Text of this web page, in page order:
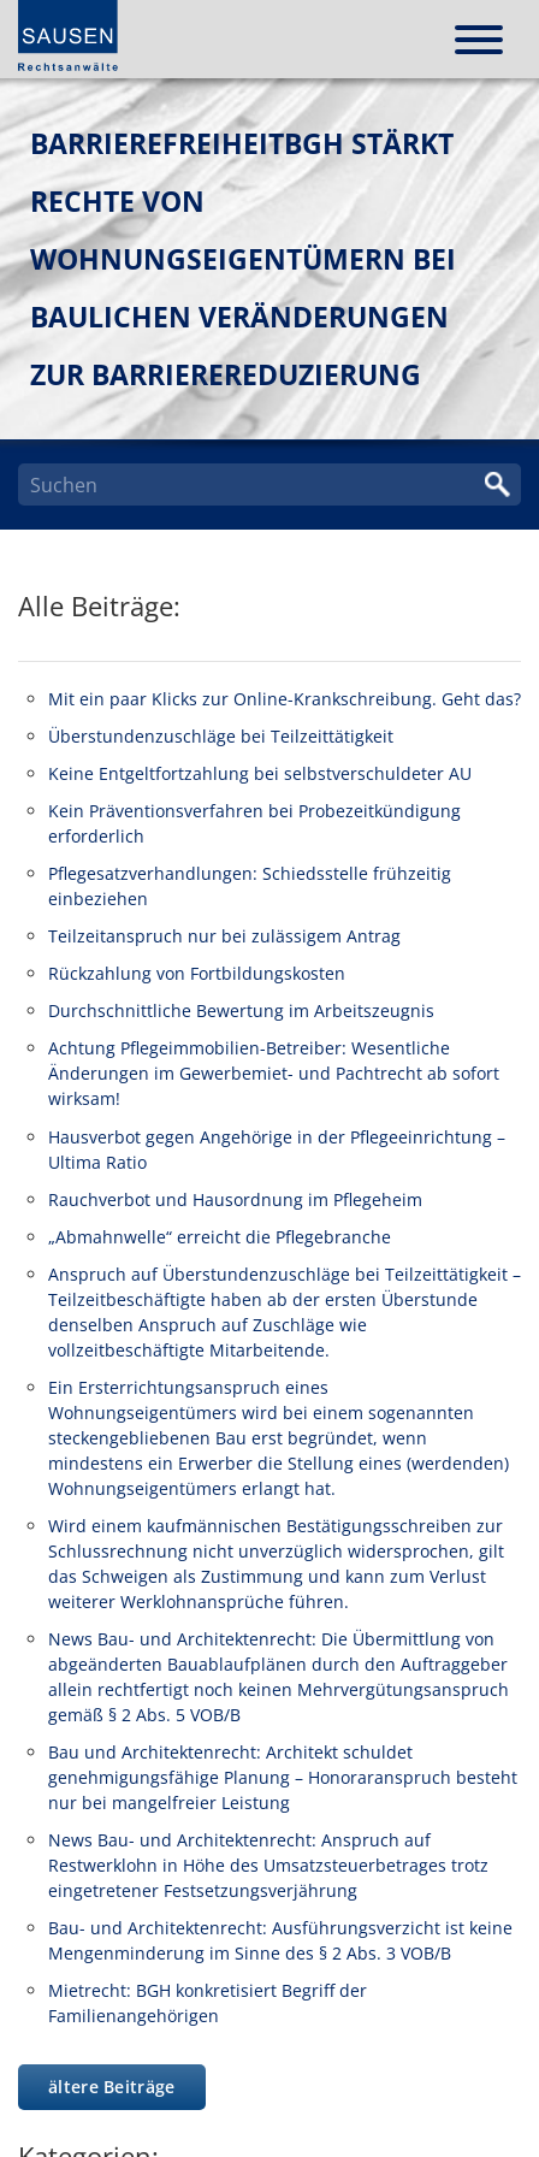
BARRIEREFREIHEITBGH STÄRKT
RECHTE VON
WOHNUNGSEIGENTÜMERN BEI
BAULICHEN VERÄNDERUNGEN
ZUR BARRIEREREDUZIERUNG
Alle Beiträge:
Mit ein paar Klicks zur Online-Krankschreibung. Geht das?
Überstundenzuschläge bei Teilzeittätigkeit
Keine Entgeltfortzahlung bei selbstverschuldeter AU
Kein Präventionsverfahren bei Probezeitkündigung
erforderlich
Pflegesatzverhandlungen: Schiedsstelle frühzeitig
einbeziehen
Teilzeitanspruch nur bei zulässigem Antrag
Rückzahlung von Fortbildungskosten
Durchschnittliche Bewertung im Arbeitszeugnis
Achtung Pflegeimmobilien-Betreiber: Wesentliche
Änderungen im Gewerbemiet- und Pachtrecht ab sofort
wirksam!
Hausverbot gegen Angehörige in der Pflegeeinrichtung –
Ultima Ratio
Rauchverbot und Hausordnung im Pflegeheim
„Abmahnwelle“ erreicht die Pflegebranche
Anspruch auf Überstundenzuschläge bei Teilzeittätigkeit –
Teilzeitbeschäftigte haben ab der ersten Überstunde
denselben Anspruch auf Zuschläge wie
vollzeitbeschäftigte Mitarbeitende.
Ein Ersterrichtungsanspruch eines
Wohnungseigentümers wird bei einem sogenannten
steckengebliebenen Bau erst begründet, wenn
mindestens ein Erwerber die Stellung eines (werdenden)
Wohnungseigentümers erlangt hat.
Wird einem kaufmännischen Bestätigungsschreiben zur
Schlussrechnung nicht unverzüglich widersprochen, gilt
das Schweigen als Zustimmung und kann zum Verlust
weiterer Werklohnansprüche führen.
News Bau- und Architektenrecht: Die Übermittlung von
abgeänderten Bauablaufplänen durch den Auftraggeber
allein rechtfertigt noch keinen Mehrvergütungsanspruch
gemäß § 2 Abs. 5 VOB/B
Bau und Architektenrecht: Architekt schuldet
genehmigungsfähige Planung – Honoraranspruch besteht
nur bei mangelfreier Leistung
News Bau- und Architektenrecht: Anspruch auf
Restwerklohn in Höhe des Umsatzsteuerbetrages trotz
eingetretener Festsetzungsverjährung
Bau- und Architektenrecht: Ausführungsverzicht ist keine
Mengenminderung im Sinne des § 2 Abs. 3 VOB/B
Mietrecht: BGH konkretisiert Begriff der
Familienangehörigen
ältere Beiträge